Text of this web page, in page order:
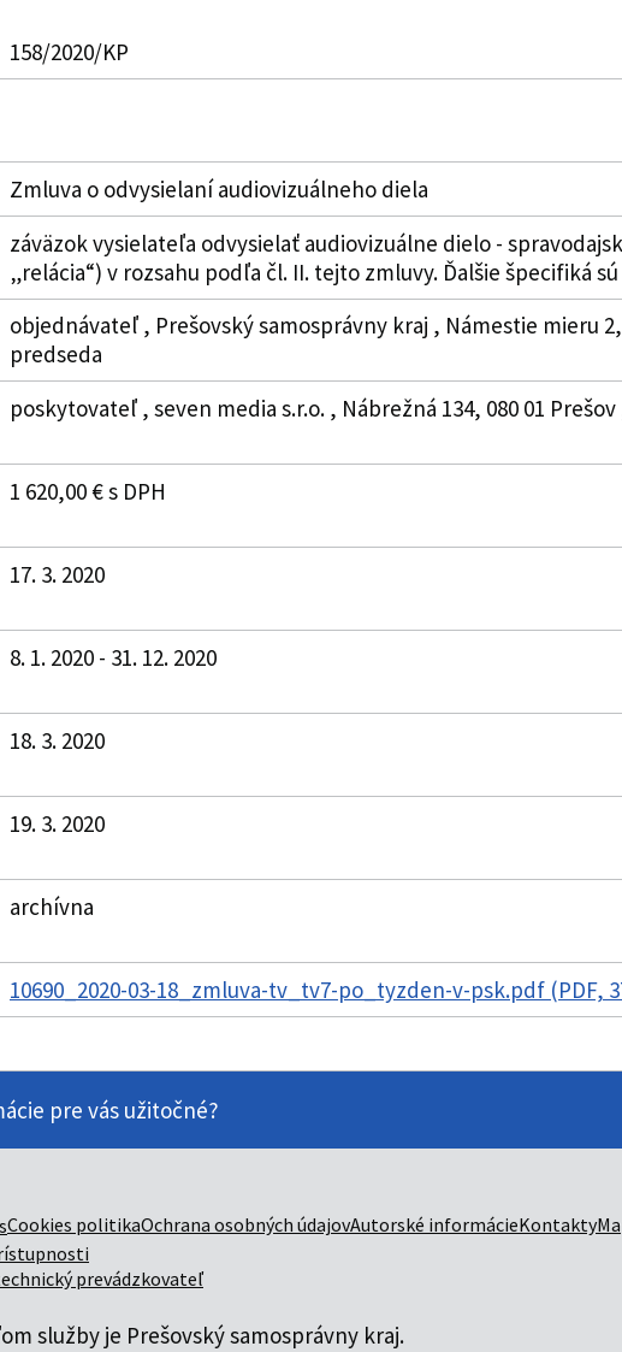
158/2020/KP
Zmluva o odvysielaní audiovizuálneho diela
záväzok vysielateľa odvysielať audiovizuálne dielo -
„relácia“) v rozsahu podľa čl. II. tejto zmluvy. Ďalšie špecifiká
objednávateľ , Prešovský samosprávny kraj , Námestie mieru 2,
predseda
poskytovateľ , seven media s.r.o. , Nábrežná 134, 080 01
1 620,00 € s DPH
17. 3. 2020
8. 1. 2020 - 31. 12. 2020
18. 3. 2020
19. 3. 2020
archívna
10690_2020-03-18_zmluva-tv_tv7-po_tyzden-v-psk.pdf (PDF,
pre vás užitočné?
Cookies politikaOchrana osobných údajovAutorské informácieKontakty
prevádzkovateľ
služby je Prešovský samosprávny kraj.